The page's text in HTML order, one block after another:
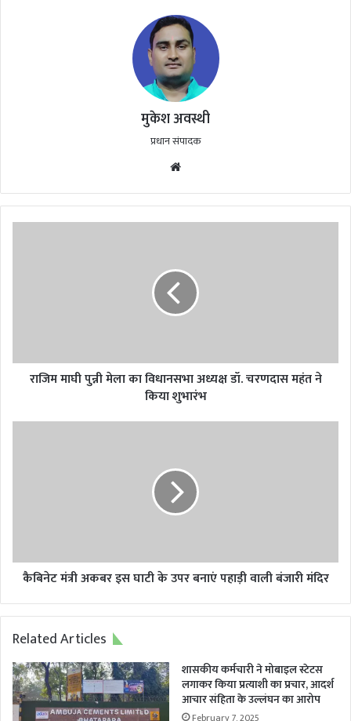
मुकेश अवस्थी
प्रधान संपादक
चरणदास
शुभारंभ
राजिम माघी पुन्नी मेला का विधानसभा अध्यक्ष डॉ. चरणदास महंत ने
किया शुभारंभ
पहाड़ी
वाली
मंदिर
कैबिनेट मंत्री अकबर इस घाटी के उपर बनाएं पहाड़ी वाली बंजारी मंदिर
Related Articles
शासकीय कर्मचारी ने मोबाइल स्टेटस
लगाकर किया प्रत्याशी का प्रचार, आदर्श
आचार संहिता के उल्लंघन का आरोप